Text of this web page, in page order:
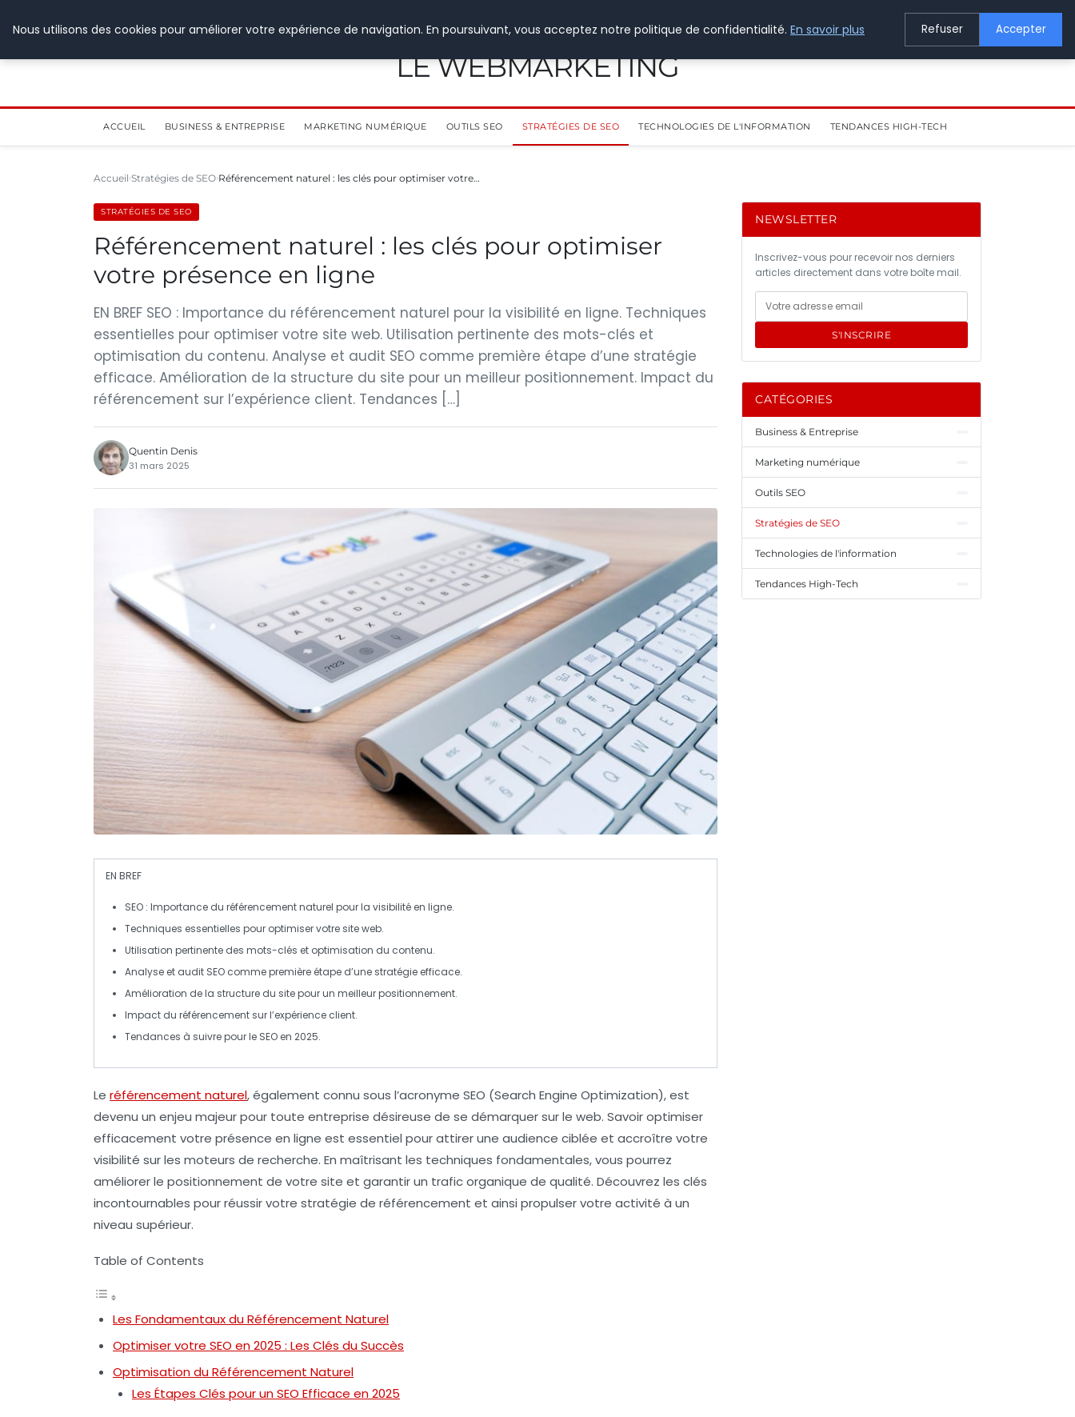
LE WEBMARKETING
ACCUEIL BUSINESS & ENTREPRISE MARKETING NUMÉRIQUE OUTILS SEO STRATÉGIES DE SEO TECHNOLOGIES DE L'INFORMATION TENDANCES HIGH-TECH
Accueil Stratégies de SEO Référencement naturel : les clés pour optimiser votre…
STRATÉGIES DE SEO
Référencement naturel : les clés pour optimiser
votre présence en ligne
EN BREF SEO : Importance du référencement naturel pour la visibilité en ligne. Techniques
essentielles pour optimiser votre site web. Utilisation pertinente des mots-clés et
optimisation du contenu. Analyse et audit SEO comme première étape d’une stratégie
efficace. Amélioration de la structure du site pour un meilleur positionnement. Impact du
référencement sur l’expérience client. Tendances […]
Quentin Denis
31 mars 2025
EN BREF
SEO : Importance du référencement naturel pour la visibilité en ligne.
Techniques essentielles pour optimiservotre site web.
Utilisation pertinente des mots-clés et optimisation du contenu.
Analyse et audit SEO comme première étape d’une stratégie efficace.
Amélioration de la structure du site pour un meilleur positionnement.
Impact du référencement sur l’expérience client.
Tendances à suivre pour le SEO en 2025.
Le référencement naturel, également connu sous l’acronyme SEO (Search Engine Optimization), est
devenu un enjeu majeur pour toute entreprise désireuse de se démarquer sur le web. Savoir optimiser
efficacement votre présence en ligne est essentiel pour attirer une audience ciblée et accroître votre
visibilité sur les moteurs de recherche. En maîtrisant les techniques fondamentales, vous pourrez
améliorer le positionnement de votre site et garantir un trafic organique de qualité. Découvrez les clés
incontournables pour réussir votre stratégie de référencement et ainsi propulser votre activité à un
niveau supérieur.
Table of Contents
Les Fondamentaux du Référencement Naturel
Optimiser votre SEO en 2025 : Les Clés du Succès
Optimisation du Référencement Naturel
Les Étapes Clés pour un SEO Efficace en 2025
NEWSLETTER
Inscrivez-vous pour recevoir nos derniers
articles directement dans votre boîte mail.
S'INSCRIRE
CATÉGORIES
Business & Entreprise
Marketing numérique
Outils SEO
Stratégies de SEO
Technologies de l'information
Tendances High-Tech
Nous utilisons des cookies pour améliorer votre expérience de navigation. En poursuivant, vous acceptez notre politique de confidentialité. En savoir plus Refuser Accepter